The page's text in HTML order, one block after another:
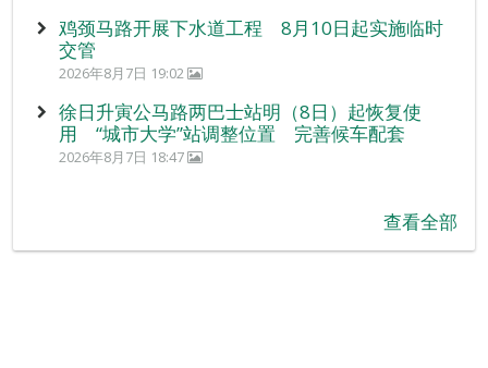
鸡颈马路开展下水道工程 8月10日起实施临时
交管
2026年8月7日 19:02
徐日升寅公马路两巴士站明（8日）起恢复使
用 “城市大学”站调整位置 完善候车配套
2026年8月7日 18:47
查看全部